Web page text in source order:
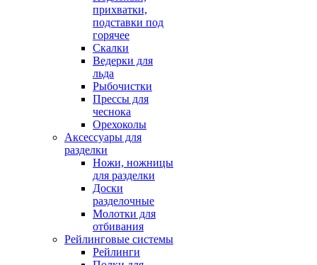
прихватки,
подставки под
горячее
Скалки
Ведерки для
льда
Рыбочистки
Прессы для
чеснока
Орехоколы
Аксессуары для
разделки
Ножи, ножницы
для разделки
Доски
разделочные
Молотки для
отбивания
Рейлинговые системы
Рейлинги